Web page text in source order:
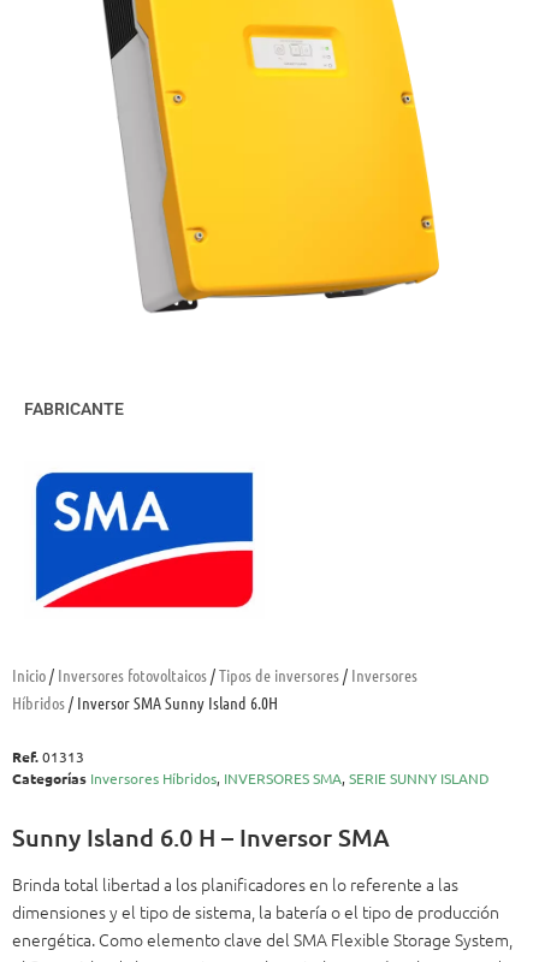
Inicio/ Inversores fotovoltaicos/Tipos de inversores/ Inversores
Híbridos/ Inversor SMA Sunny Island 6.0H
Ref.01313
Categorías Inversores Híbridos, INVERSORES SMA,SERIE SUNNY ISLAND
Sunny Island 6.0 H – Inversor SMA
Brinda total libertad a los planificadores en lo referente a las
dimensiones y el tipo de sistema, la batería o el tipo de producción
energética. Como elemento clave del SMA Flexible Storage System,
FABRICANTE